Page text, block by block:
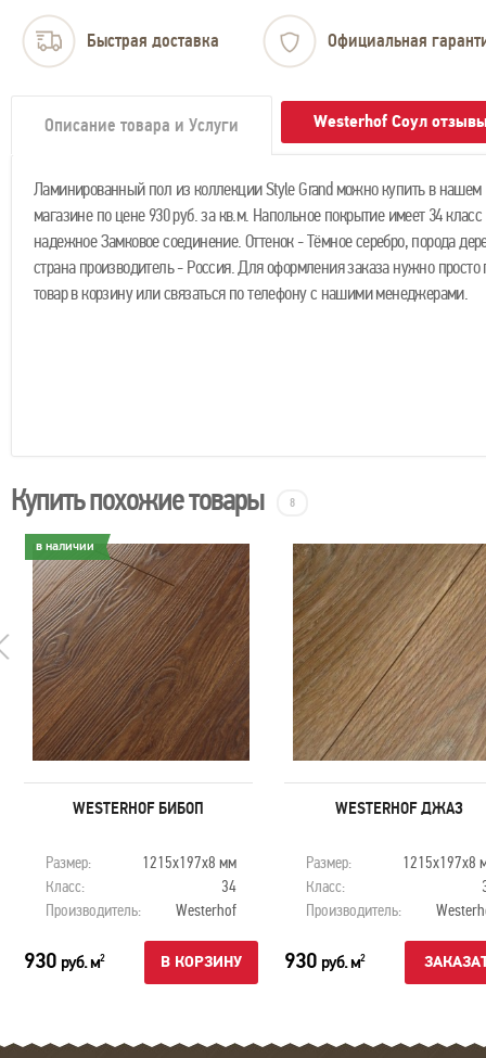
Быстрая доставка Официальная
Описание товара и Услуги Westerhof Соул
Ламинированный пол из коллекции Style Grand можно купить в нашем
магазине по цене 930 руб. за кв.м. Напольное покрытие имеет 34
надежное Замковое соединение. Оттенок - Тёмное серебро, порода
страна производитель - Россия. Для оформления заказа нужно
товар в корзину или связаться по телефону с нашими менеджерами.
Купить похожие товары 8
в наличии
WESTERHOF БИБОП
Размер:
1215х197х8 мм
Класс:
34
Производитель:
Westerhof
930 руб. м2 В КОРЗИНУ
WESTERHOF ДЖАЗ
Размер:
1215х197х8
Класс:
Производитель:
930 руб. м2